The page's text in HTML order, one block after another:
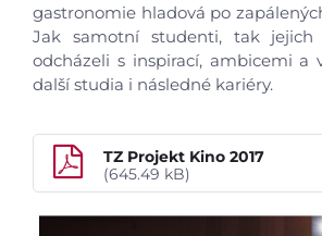
gastronomie hladová po
Jak samotní studenti, tak jejich
odcházeli s inspirací, ambicemi a
další studia i následné kariéry.
TZ Projekt Kino 2017
(645.49 kB)